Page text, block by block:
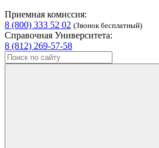
Приемная комиссия:
8 (800) 333 52 02 (Звонок бесплатный)
Справочная Университета:
8 (812) 269-57-58